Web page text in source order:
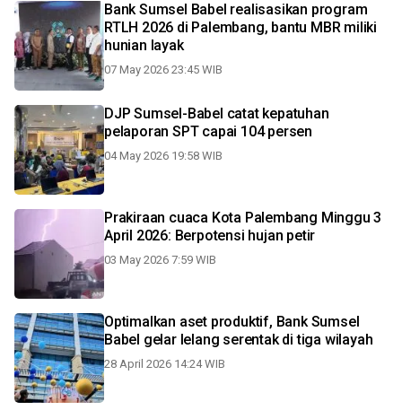
Bank Sumsel Babel realisasikan program
RTLH 2026 di Palembang, bantu MBR miliki
hunian layak
07 May 2026 23:45 WIB
DJP Sumsel-Babel catat kepatuhan
pelaporan SPT capai 104 persen
04 May 2026 19:58 WIB
Prakiraan cuaca Kota Palembang Minggu 3
April 2026: Berpotensi hujan petir
03 May 2026 7:59 WIB
Optimalkan aset produktif, Bank Sumsel
Babel gelar lelang serentak di tiga wilayah
28 April 2026 14:24 WIB